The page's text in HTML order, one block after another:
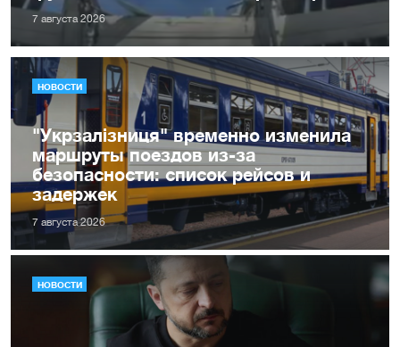
7 августа 2026
НОВОСТИ
"Укрзалізниця" временно изменила
маршруты поездов из-за
безопасности: список рейсов и
задержек
7 августа 2026
НОВОСТИ